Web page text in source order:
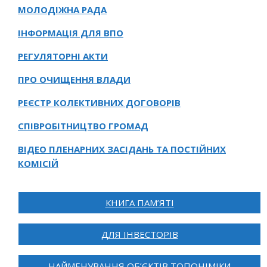
МОЛОДІЖНА РАДА
ІНФОРМАЦІЯ ДЛЯ ВПО
РЕГУЛЯТОРНІ АКТИ
ПРО ОЧИЩЕННЯ ВЛАДИ
РЕЄСТР КОЛЕКТИВНИХ ДОГОВОРІВ
СПІВРОБІТНИЦТВО ГРОМАД
ВІДЕО ПЛЕНАРНИХ ЗАСІДАНЬ ТА ПОСТІЙНИХ
КОМІСІЙ
КНИГА ПАМ’ЯТІ
ДЛЯ ІНВЕСТОРІВ